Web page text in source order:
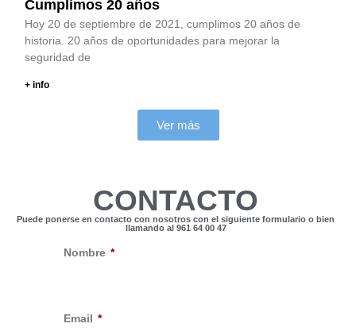
Cumplimos 20 años
Hoy 20 de septiembre de 2021, cumplimos 20 años de
historia. 20 años de oportunidades para mejorar la
seguridad de
+ info
Ver más
CONTACTO
Puede ponerse en contacto con nosotros con el siguiente formulario o bien
llamando al 961 64 00 47
Nombre
Email